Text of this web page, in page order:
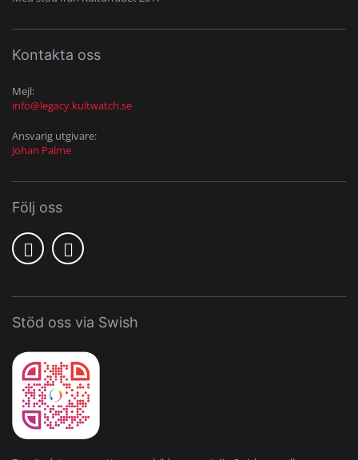
Kontakta oss
Mejl:
info@legacy.kultwatch.se
Ansvarig utgivare:
Johan Palme
Följ oss
Stöd oss via Swish